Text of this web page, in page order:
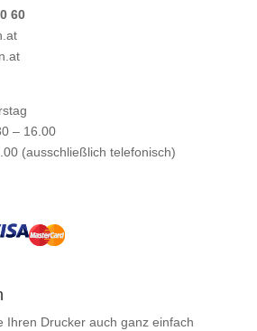
60
– 16.00
(ausschließlich telefonisch)
Ihren Drucker auch ganz einfach